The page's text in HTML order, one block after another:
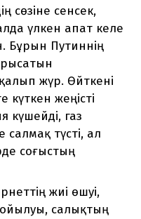
сөзіне сенсек,
үлкен апат келе
Бұрын Путиннің
жүр. Өйткені
күткен жеңісті
күшейді, газ
түсті, ал
соғыстың
жиі өшуі,
салықтың